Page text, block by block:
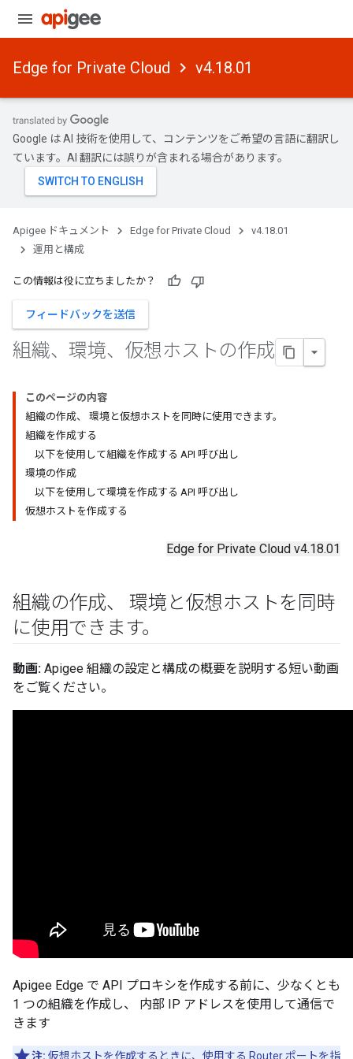
Edge for Private Cloud v4.18.01
Google は AI 技術を使用して、コンテンツをご希望の言語に翻訳し
ています。AI 翻訳には誤りが含まれる場合があります。
Apigee ドキュメント Edge for Private Cloud
v4.18.01
運用と構成
この情報は役に立ちましたか？
フィードバックを送信
組織、環境、仮想ホストの作成
このページの内容
組織の作成、 環境と仮想ホストを同時に使用できます。
組織を作成する
以下を使用して組織を作成する API 呼び出し
環境の作成
以下を使用して環境を作成する API 呼び出し
仮想ホストを作成する
Edge for Private Cloud v4.18.01
組織の作成、 環境と仮想ホストを同時
に使用できます。
動画: Apigee 組織の設定と構成の概要を説明する短い動画
をご覧ください。
Apigee Edge で API プロキシを作成する前に、少なくとも
1 つの組織を作成し、 内部 IP アドレスを使用して通信で
きます
注: 仮想ホストを作成するときに、使用する Router ポートを指